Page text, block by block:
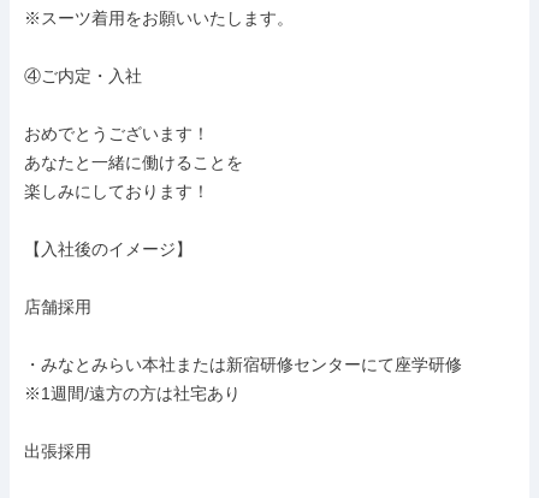
※スーツ着用をお願いいたします。
④ご内定・入社
おめでとうございます！
あなたと一緒に働けることを
楽しみにしております！
【入社後のイメージ】
店舗採用
・みなとみらい本社または新宿研修センターにて座学研修
※1週間/遠方の方は社宅あり
出張採用